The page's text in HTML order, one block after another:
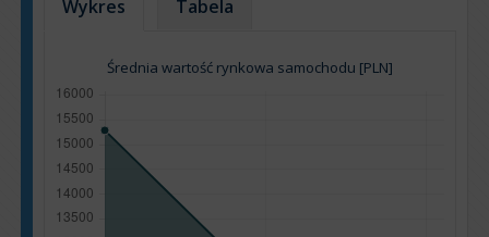
Wykres Tabela
Średnia wartość rynkowa samochodu [PLN]